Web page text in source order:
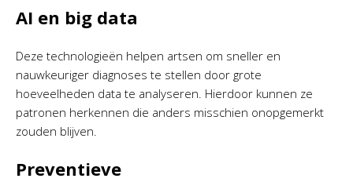
AI en big data
Deze technologieën helpen artsen om sneller en
nauwkeuriger diagnoses te stellen door grote
hoeveelheden data te analyseren. Hierdoor kunnen ze
patronen herkennen die anders misschien onopgemerkt
zouden blijven.
Preventieve